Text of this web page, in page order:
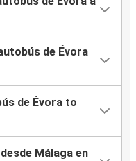
de Évora
de Évora to
Málaga en